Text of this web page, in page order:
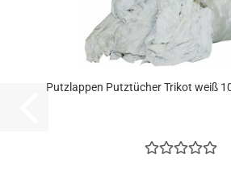
Putzlappen Putztücher Trikot weiß